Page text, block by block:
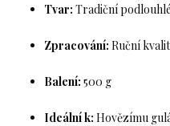
Tvar: Tradiční
Zpracování: Ruční
Balení: 500 g
Ideální k: Hovězímu